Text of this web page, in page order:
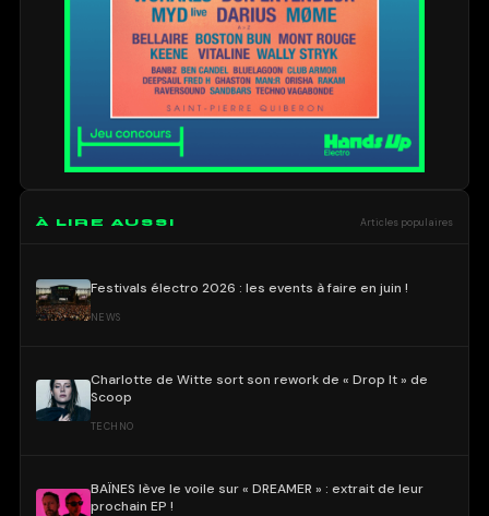
À LIRE AUSSI Articles populaires
Festivals électro 2026 : les events à faire en juin !
NEWS
Charlotte de Witte sort son rework de « Drop It » de
Scoop
TECHNO
BAÏNES lève le voile sur « DREAMER » : extrait de leur
prochain EP !